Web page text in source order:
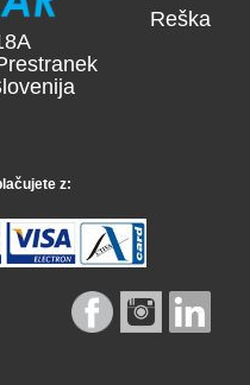
Reška
z: